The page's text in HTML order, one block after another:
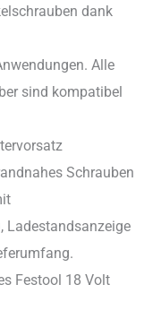
dank
Alle
sind kompatibel
Schrauben
Ladestandsanzeige
Festool 18 Volt